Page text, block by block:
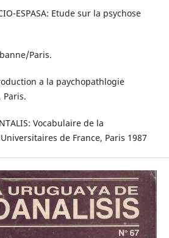
ESPASA: Etude sur la psychose
Paris.
a la paychopathlogie
Paris.
Vocabulaire de la
de France, Paris 1987